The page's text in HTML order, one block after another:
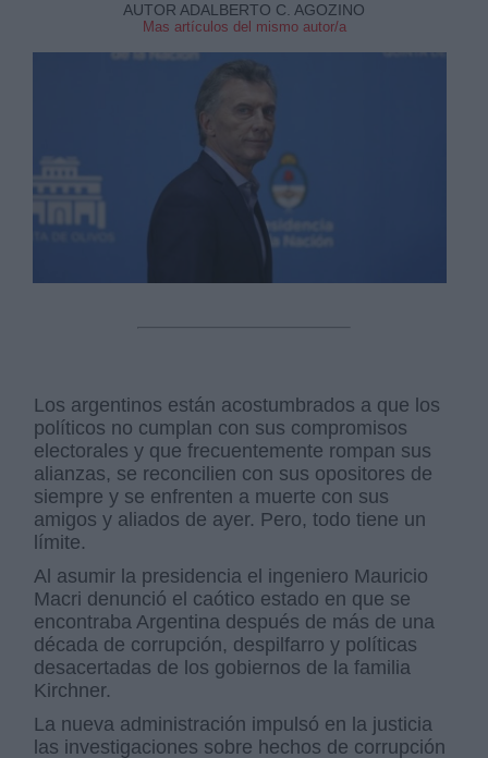
AUTOR ADALBERTO C. AGOZINO
Mas artículos del mismo autor/a
Los argentinos están acostumbrados a que los
políticos no cumplan con sus compromisos
electorales y que frecuentemente rompan sus
alianzas, se reconcilien con sus opositores de
siempre y se enfrenten a muerte con sus
amigos y aliados de ayer. Pero, todo tiene un
límite.
Al asumir la presidencia el ingeniero Mauricio
Macri denunció el caótico estado en que se
encontraba Argentina después de más de una
década de corrupción, despilfarro y políticas
desacertadas de los gobiernos de la familia
Kirchner.
La nueva administración impulsó en la justicia
las investigaciones sobre hechos de corrupción
link
Información adicional